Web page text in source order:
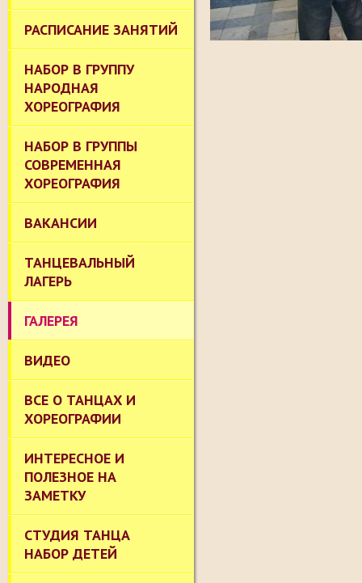
РАСПИСАНИЕ ЗАНЯТИЙ
НАБОР В ГРУППУ
НАРОДНАЯ
ХОРЕОГРАФИЯ
НАБОР В ГРУППЫ
СОВРЕМЕННАЯ
ХОРЕОГРАФИЯ
ВАКАНСИИ
ТАНЦЕВАЛЬНЫЙ
ЛАГЕРЬ
ГАЛЕРЕЯ
ВИДЕО
ВСЕ О ТАНЦАХ И
ХОРЕОГРАФИИ
ИНТЕРЕСНОЕ И
ПОЛЕЗНОЕ НА
ЗАМЕТКУ
СТУДИЯ ТАНЦА
НАБОР ДЕТЕЙ